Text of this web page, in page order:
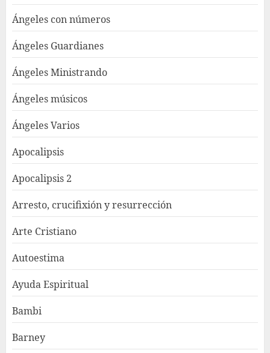
Ángeles con números
Ángeles Guardianes
Ángeles Ministrando
Ángeles músicos
Ángeles Varios
Apocalipsis
Apocalipsis 2
Arresto, crucifixión y resurrección
Arte Cristiano
Autoestima
Ayuda Espiritual
Bambi
Barney